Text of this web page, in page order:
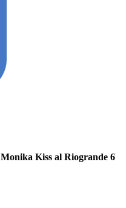
Monika Kiss al Riogrande 6